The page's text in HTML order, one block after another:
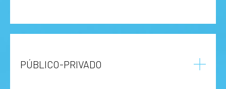
PÚBLICO-PRIVADO